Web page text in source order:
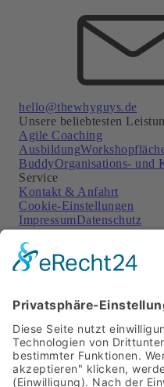
hello@thewhyguys.de
Unsere beliebtesten
Agile Coaching
Ausbildung
BuddyOrganisations- und
Service
Kontakt & Anfahrt
Cookie-Einstellungen
ImpressumDatenschutz
Soziale Netzwerke